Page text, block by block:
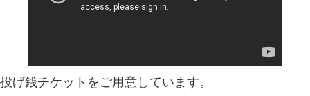
投げ銭チケットをご用意しています。